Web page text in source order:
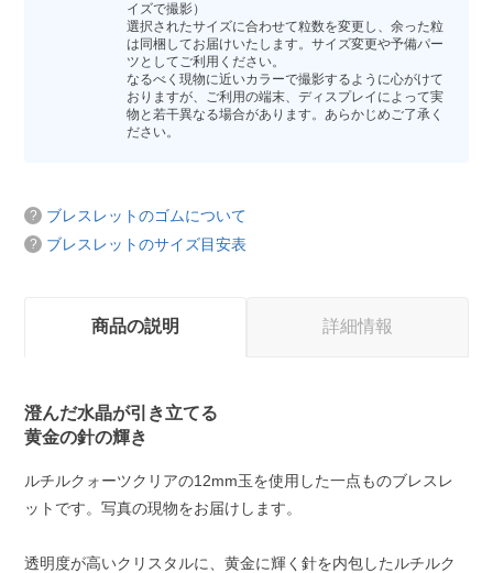
イズで撮影）
選択されたサイズに合わせて粒数を変更し、余った粒
は同梱してお届けいたします。サイズ変更や予備パー
ツとしてご利用ください。
なるべく現物に近いカラーで撮影するように心がけて
おりますが、ご利用の端末、ディスプレイによって実
物と若干異なる場合があります。あらかじめご了承く
ださい。
ブレスレットのゴムについて
ブレスレットのサイズ目安表
商品の説明 詳細情報
澄んだ水晶が引き立てる
黄金の針の輝き
ルチルクォーツクリアの12mm玉を使用した一点ものブレスレ
ットです。写真の現物をお届けします。
透明度が高いクリスタルに、黄金に輝く針を内包したルチルク